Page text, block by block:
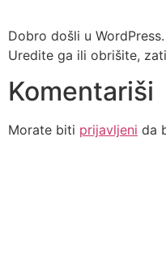
to
content
Dobro došli u
Uredite ga ili obrišite,
Komentariši
Morate biti prijavljeni da